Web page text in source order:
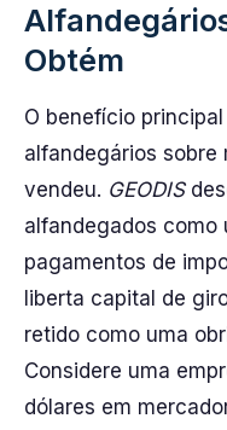
Obtém
O benefício
alfandegários sobre
vendeu. GEODIS
alfandegados como
pagamentos de
liberta capital de
retido como uma
Considere uma
dólares em